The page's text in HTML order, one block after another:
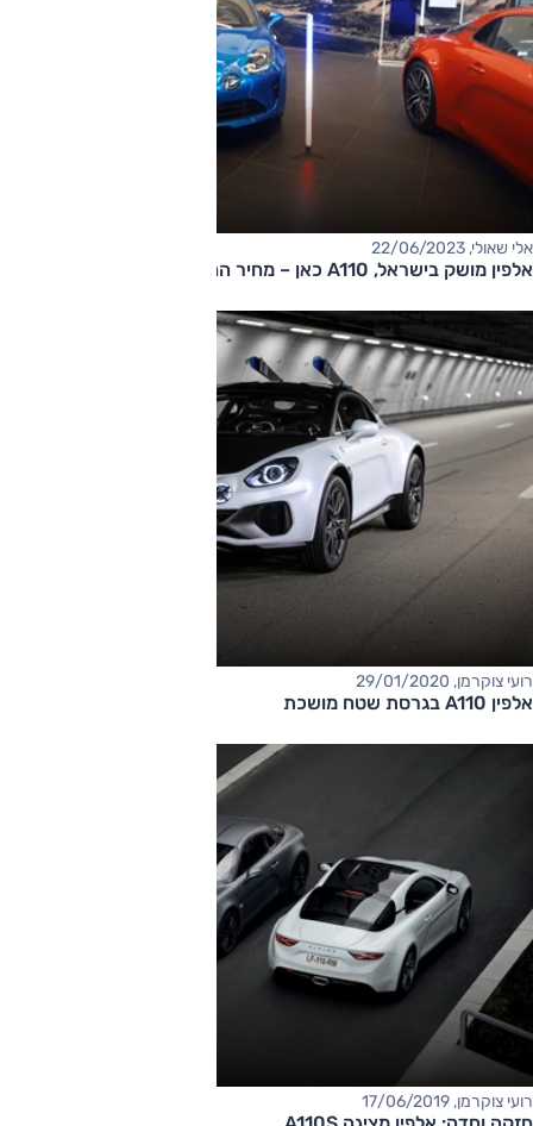
אלי שאולי, 22/06/2023
אלפין מושק בישראל, A110 כאן – מחיר החל מ-480,000 שקלים
רועי צוקרמן, 29/01/2020
אלפין A110 בגרסת שטח מושכת
רועי צוקרמן, 17/06/2019